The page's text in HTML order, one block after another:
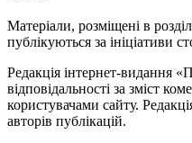
Матеріали, розміщені в
публікуються за ініціативи
Редакція інтернет-видання
відповідальності за зміст
користувачами сайту.
авторів публікацій.